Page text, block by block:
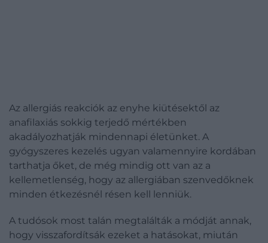
Az allergiás reakciók az enyhe kiütésektől az
anafilaxiás sokkig terjedő mértékben
akadályozhatják mindennapi életünket. A
gyógyszeres kezelés ugyan valamennyire kordában
tarthatja őket, de még mindig ott van az a
kellemetlenség, hogy az allergiában szenvedőknek
minden étkezésnél résen kell lenniük.
A tudósok most talán megtalálták a módját annak,
hogy visszafordítsák ezeket a hatásokat, miután